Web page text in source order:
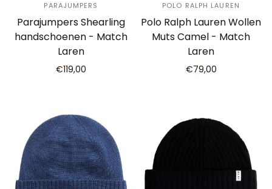
PARAJUMPERS
Parajumpers Shearling
handschoenen - Match
Laren
€119,00
POLO RALPH LAUREN
Polo Ralph Lauren Wollen
Muts Camel - Match
Laren
€79,00